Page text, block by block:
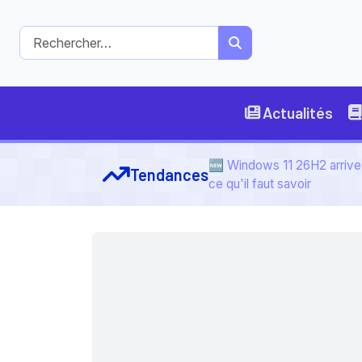
Actualités
Tendances🆕 Windows 11 26H2
ce qu'il faut savoir